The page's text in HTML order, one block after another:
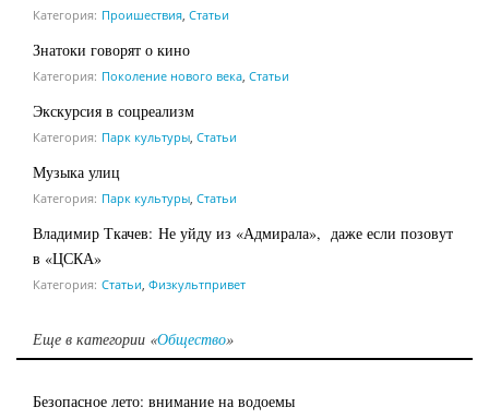
Категория: Проишествия Статьи
Знатоки говорят о кино
Категория: Поколение нового века Статьи
Экскурсия в соцреализм
Категория: Парк культуры Статьи
Музыка улиц
Категория: Парк культуры Статьи
Владимир Ткачев: Не уйду из «Адмирала», даже если позовут
в «ЦСКА»
Категория: Статьи Физкультпривет
Еще в категории «Общество»
Безопасное лето: внимание на водоемы